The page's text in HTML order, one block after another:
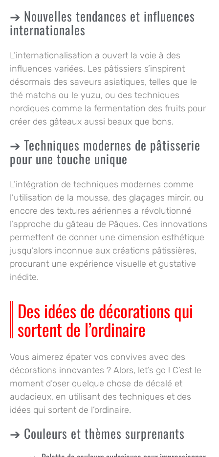
Nouvelles tendances et influences
internationales
L’internationalisation a ouvert la voie à des
influences variées. Les pâtissiers s’inspirent
désormais des saveurs asiatiques, telles que le
thé matcha ou le yuzu, ou des techniques
nordiques comme la fermentation des fruits pour
créer des gâteaux aussi beaux que bons.
Techniques modernes de pâtisserie
pour une touche unique
L’intégration de techniques modernes comme
l’utilisation de la mousse, des glaçages miroir, ou
encore des textures aériennes a révolutionné
l’approche du gâteau de Pâques. Ces innovations
permettent de donner une dimension esthétique
jusqu’alors inconnue aux créations pâtissières,
procurant une expérience visuelle et gustative
inédite.
Des idées de décorations qui
sortent de l’ordinaire
Vous aimerez épater vos convives avec des
décorations innovantes ? Alors, let’s go ! C’est le
moment d’oser quelque chose de décalé et
audacieux, en utilisant des techniques et des
idées qui sortent de l’ordinaire.
Couleurs et thèmes surprenants